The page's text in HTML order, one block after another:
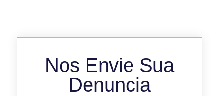
Nos Envie Sua
Denuncia